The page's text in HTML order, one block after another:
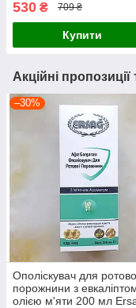
530 ₴ 709 ₴
Купити
Акційні
–30%
Ополіскувач для
порожнини з
олією м'яти 200 мл